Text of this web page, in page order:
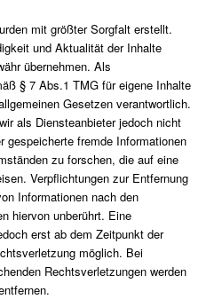
mit größter Sorgfalt erstellt.
und Aktualität der Inhalte
übernehmen. Als
§ 7 Abs.1 TMG für eigene Inhalte
Gesetzen verantwortlich.
als Diensteanbieter jedoch nicht
gespeicherte fremde Informationen
zu forschen, die auf eine
Verpflichtungen zur Entfernung
Informationen nach den
hiervon unberührt. Eine
erst ab dem Zeitpunkt der
möglich. Bei
Rechtsverletzungen werden